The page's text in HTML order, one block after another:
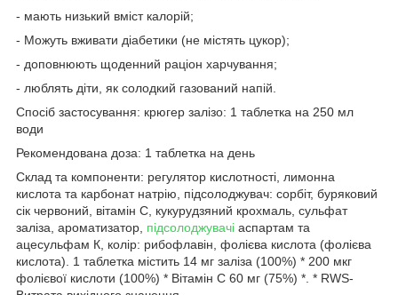
- мають низький вміст калорій;
- Можуть вживати діабетики (не містять цукор);
- доповнюють щоденний раціон харчування;
- люблять діти, як солодкий газований напій.
Спосіб застосування: крюгер залізо: 1 таблетка на 250 мл
води
Рекомендована доза: 1 таблетка на день
Склад та компоненти: регулятор кислотності, лимонна
кислота та карбонат натрію, підсолоджувач: сорбіт, буряковий
сік червоний, вітамін С, кукурудзяний крохмаль, сульфат
заліза, ароматизатор, підсолоджувачі аспартам та
ацесульфам К, колір: рибофлавін, фолієва кислота (фолієва
кислота). 1 таблетка містить 14 мг заліза (100%) * 200 мкг
фолієвої кислоти (100%) * Вітамін C 60 мг (75%) *. * RWS-